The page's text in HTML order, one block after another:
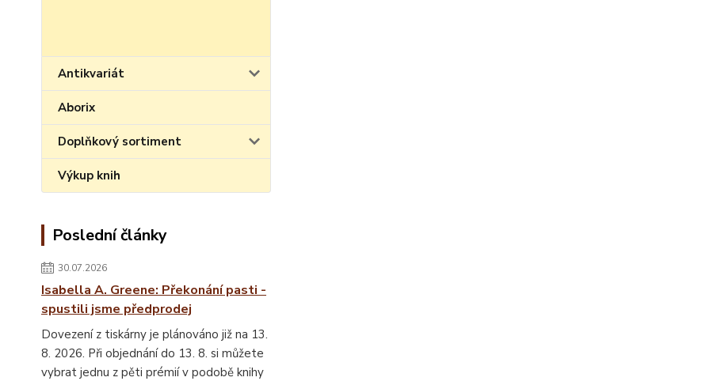
Antikvariát
Aborix
Doplňkový sortiment
Výkup knih
Poslední články
30.07.2026
Isabella A. Greene: Překonání pasti -
spustili jsme předprodej
Dovezení z tiskárny je plánováno již na 13.
8. 2026. Při objednání do 13. 8. si můžete
vybrat jednu z pěti prémií v podobě knihy